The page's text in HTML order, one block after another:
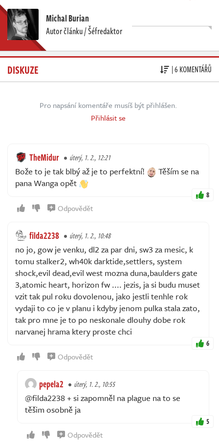
Michal Burian
Autor článku / Šéfredaktor
DISKUZE | 6 KOMENTÁŘŮ
Pro napsání komentáře musíš být přihlášen.
Přihlásit se
TheMidur úterý, 1. 2., 12:21
Bože to je tak blbý až je to perfektní!
Těším se na
pana Wanga opět
8
Odpovědět
filda2238 úterý, 1. 2., 10:48
no jo, gow je venku, dl2 za par dni, sw3 za mesic, k
tomu stalker2, wh40k darktide,settlers, system
shock,evil dead,evil west mozna duna,baulders gate
3,atomic heart, horizon fw .... jezis, ja si budu muset
vzit tak pul roku dovolenou, jako jestli tenhle rok
vydaji to co je v planu i kdyby jenom pulka stala zato,
tak pro mne je to po neskonale dlouhy dobe rok
narvanej hrama ktery proste chci
6
Odpovědět
pepela2 úterý, 1. 2., 10:55
@filda2238 + si zapomněl na plague na to se
těšim osobně ja
5
Odpovědět